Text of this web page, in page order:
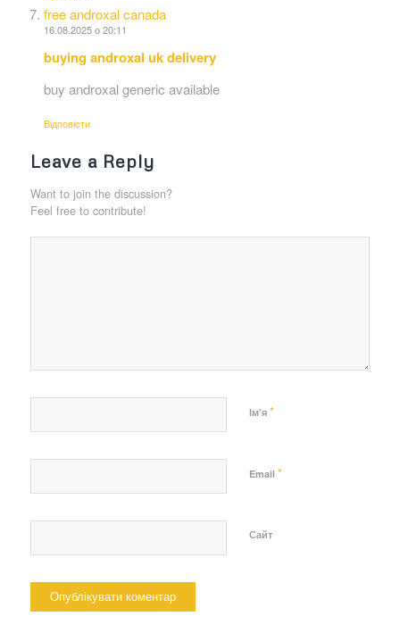
free androxal canada
16.08.2025 о 20:11
buying androxal uk delivery
buy androxal generic available
Відповіcти
Leave a Reply
Want to join the discussion?
Feel free to contribute!
Ім’я *
Email *
Сайт